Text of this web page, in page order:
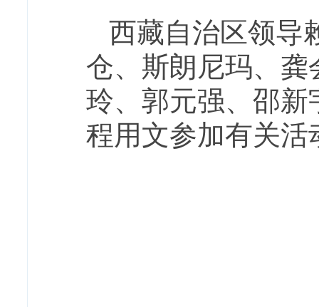
西藏自治区领导
仓、斯朗尼玛、
玲、郭元强、邵
程用文参加有关活